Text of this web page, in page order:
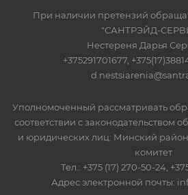
При наличии претензий
"САНТРЭЙД-
Нестереня Дарья
+375291701677,
Уполномоченный рассматривать
соответствии с законодательством
и юридических лиц: Минский
комитет
Тел.: +375 (17) 270-50-24,
Адрес электронной почты: